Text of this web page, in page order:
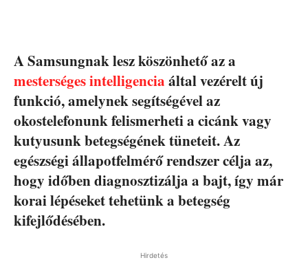
A Samsungnak lesz köszönhető az a
mesterséges intelligencia által vezérelt új
funkció, amelynek segítségével az
okostelefonunk felismerheti a cicánk vagy
kutyusunk betegségének tüneteit. Az
egészségi állapotfelmérő rendszer célja az,
hogy időben diagnosztizálja a bajt, így már
korai lépéseket tehetünk a betegség
kifejlődésében.
Hirdetés